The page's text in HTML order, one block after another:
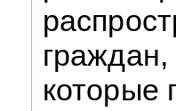
которые